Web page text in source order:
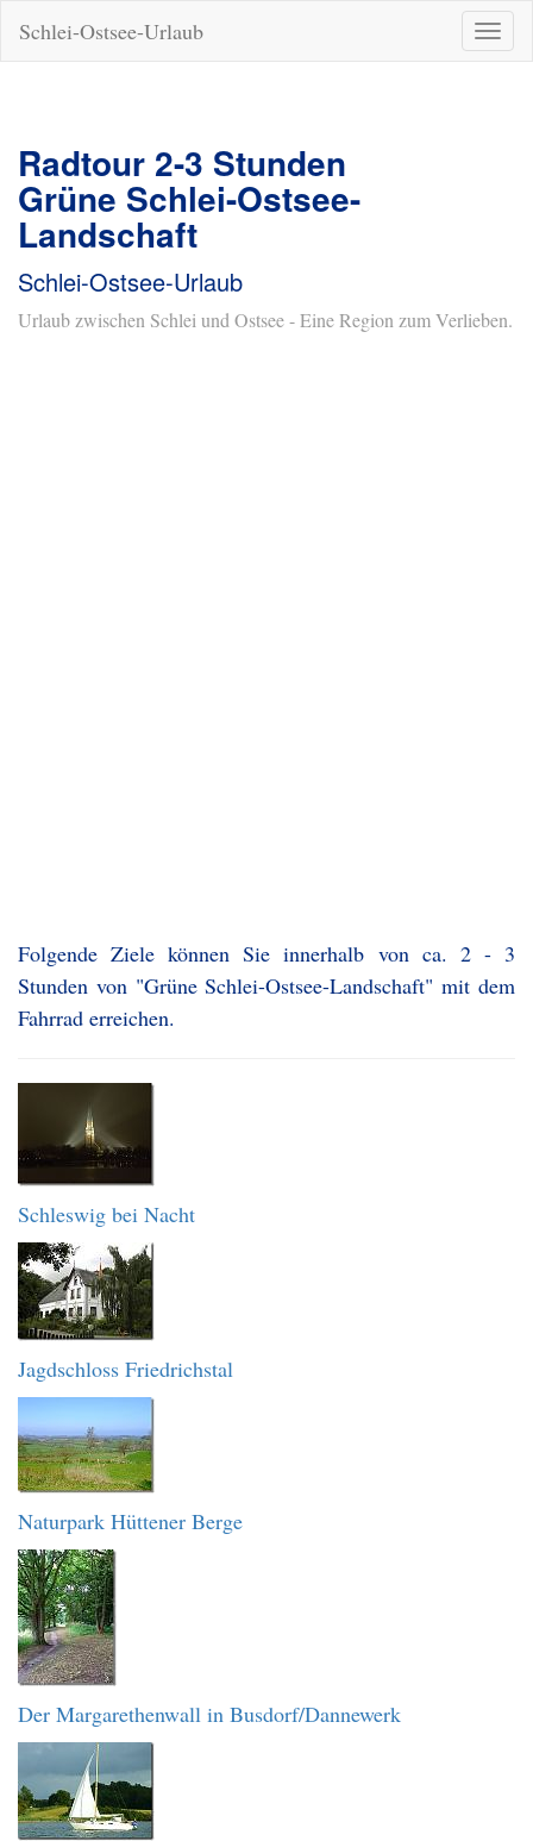
ein-/
Schlei-Ostsee-Urlaub
Radtour 2-3 Stunden
Grüne Schlei-Ostsee-
Landschaft
Schlei-Ostsee-Urlaub
Urlaub zwischen Schlei und Ostsee - Eine Region zum Verlieben.
Folgende Ziele können Sie innerhalb von ca. 2 - 3
Stunden von "Grüne Schlei-Ostsee-Landschaft" mit dem
Fahrrad erreichen.
Schleswig bei Nacht
Jagdschloss Friedrichstal
Naturpark Hüttener Berge
Der Margarethenwall in Busdorf/Dannewerk